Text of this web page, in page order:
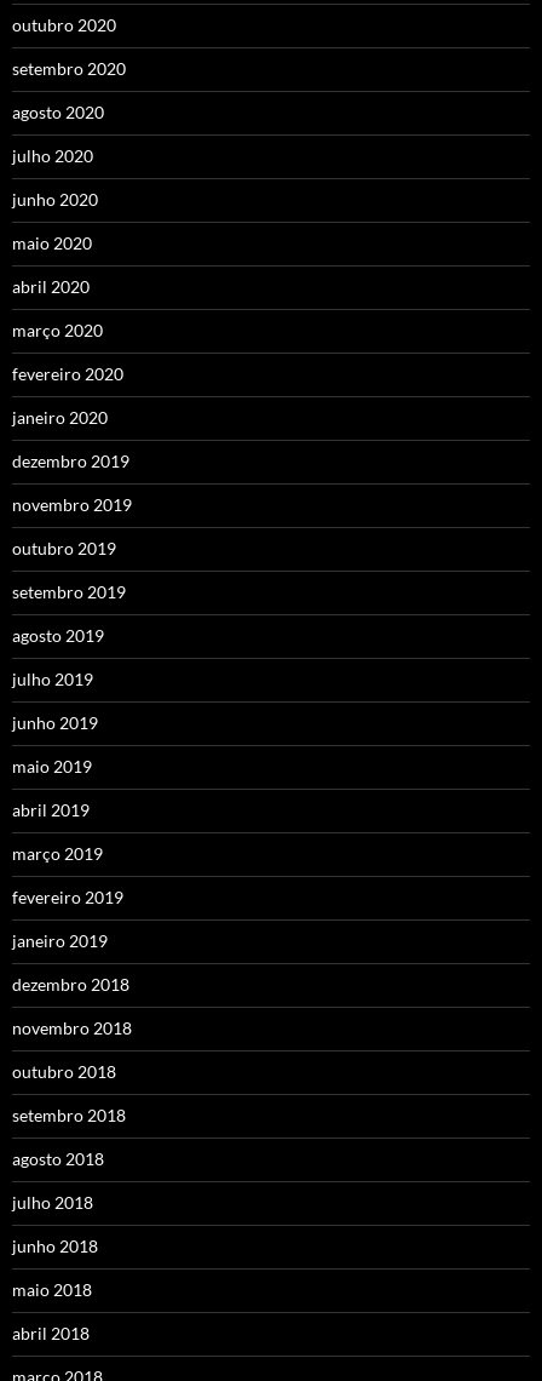
outubro 2020
setembro 2020
agosto 2020
julho 2020
junho 2020
maio 2020
abril 2020
março 2020
fevereiro 2020
janeiro 2020
dezembro 2019
novembro 2019
outubro 2019
setembro 2019
agosto 2019
julho 2019
junho 2019
maio 2019
abril 2019
março 2019
fevereiro 2019
janeiro 2019
dezembro 2018
novembro 2018
outubro 2018
setembro 2018
agosto 2018
julho 2018
junho 2018
maio 2018
abril 2018
março 2018